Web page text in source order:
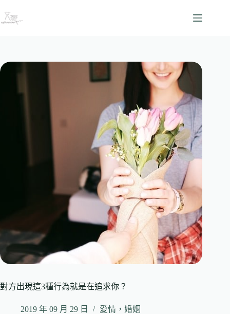
至
容
對方出現這3種行為就是在追求你？
2019 年 09 月 29 日 愛情，婚姻